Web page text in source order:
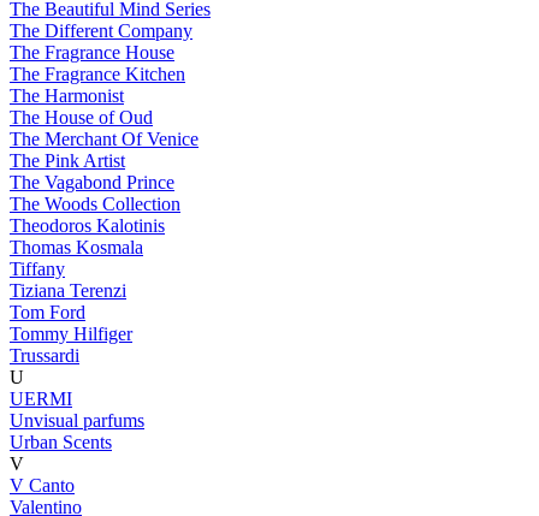
The Beautiful Mind Series
The Different Company
The Fragrance House
The Fragrance Kitchen
The Harmonist
The House of Oud
The Merchant Of Venice
The Pink Artist
The Vagabond Prince
The Woods Collection
Theodoros Kalotinis
Thomas Kosmala
Tiffany
Tiziana Terenzi
Tom Ford
Tommy Hilfiger
Trussardi
U
UERMI
Unvisual parfums
Urban Scents
V
V Canto
Valentino